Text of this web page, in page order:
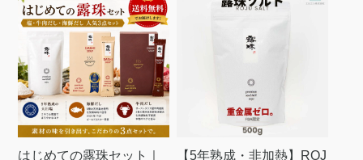
はじめての露珠セット｜
【5年熟成・非加熱】ROJ